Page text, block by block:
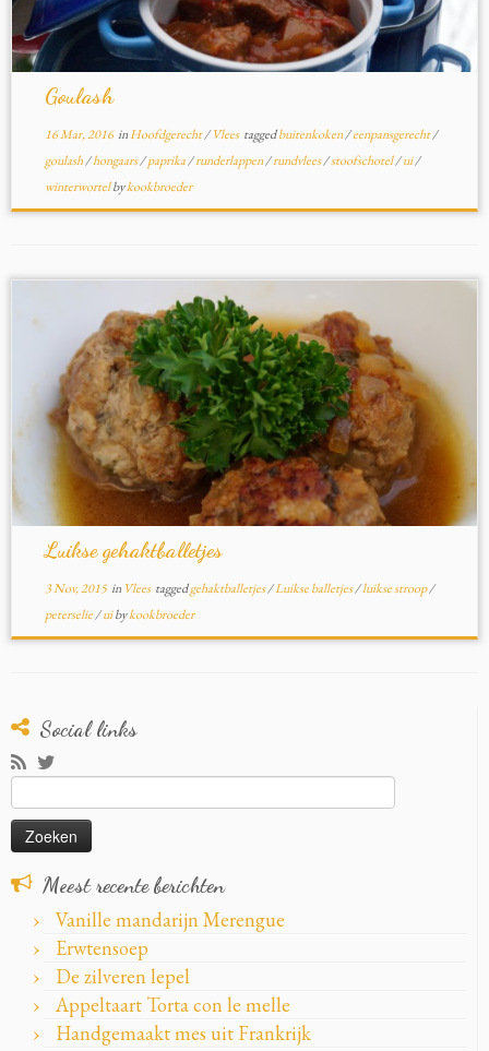
Goulash
16 Mar, 2016inHoofdgerecht/Vlees taggedbuitenkoken/eenpansgerecht/
goulash/hongaars/paprika/runderlappen/rundvlees/stoofschotel/ui/
winterwortelbykookbroeder
Luikse gehaktballetjes
3 Nov, 2015in Vlees taggedgehaktballetjes/Luikse balletjes/luikse stroop/
peterselie/uibykookbroeder
Social links
naar:
Meest recente berichten
Vanille mandarijn Merengue
Erwtensoep
De zilveren lepel
Appeltaart Torta con le melle
Handgemaakt mes uit Frankrijk